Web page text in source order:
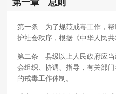
第一章 总则
第一条 为了规范戒毒工作，帮
护社会秩序，根据《中华人民共
第二条 县级以上人民政府应当
会组织、协调、指导，有关部
的戒毒工作体制。